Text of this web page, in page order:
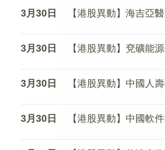
3月30日 【港股異動】海吉亞
3月30日 【港股異動】兗礦能
3月30日 【港股異動】中國人
3月30日 【港股異動】中國軟